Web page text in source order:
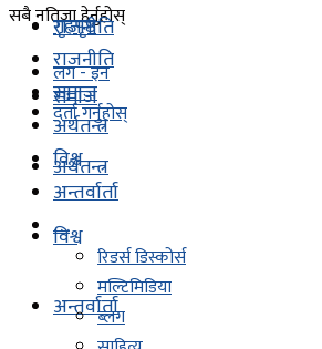
सबै नतिजा हेर्नुहोस्
लग - इन
दर्ता गर्नुहोस्
राजनीति
समाज
अर्थतन्त्र
विश्व
अन्तर्वार्ता
गृहपृष्ठ
राजनीति
समाज
अर्थतन्त्र
विश्व
अन्तर्वार्ता
. . .
रिडर्स डिस्कोर्स
मल्टिमिडिया
ब्लग